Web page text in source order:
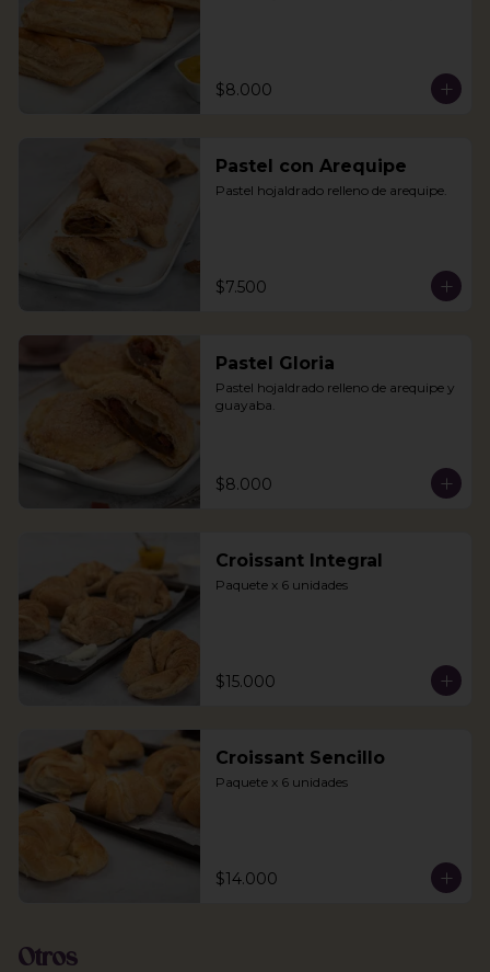
$8.000
Pastel con Arequipe
Pastel hojaldrado relleno de arequipe.
$7.500
Pastel Gloria
Pastel hojaldrado relleno de arequipe y
guayaba.
$8.000
Croissant Integral
Paquete x 6 unidades
$15.000
Croissant Sencillo
Paquete x 6 unidades
$14.000
Otros